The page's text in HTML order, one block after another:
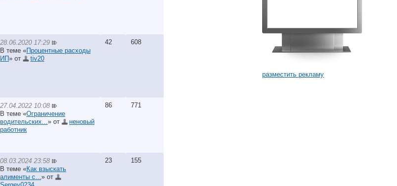
28.06.2020 17:29
В теме «Процентные расходы
ИП» от tiv20
42 608
27.04.2022 10:08
В теме «Ограничение
водительских... » от
неновый
работник
86 771
08.03.2024 23:58
В теме «Как взыскать
алименты с... » от
23 155
разместить рекламу